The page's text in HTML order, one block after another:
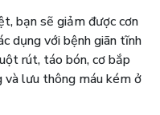
bạn sẽ giảm được cơn
dụng với bệnh giãn tĩnh
rút, táo bón, cơ bắp
và lưu thông máu kém ở